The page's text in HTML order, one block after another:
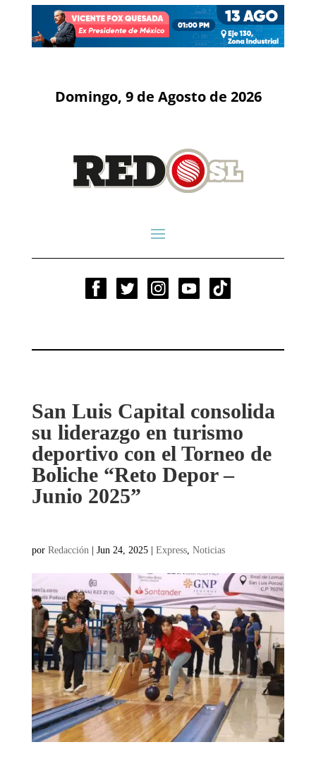
Domingo, 9 de Agosto de 2026
San Luis Capital consolida
su liderazgo en turismo
deportivo con el Torneo de
Boliche “Reto Depor –
Junio 2025”
por Redacción | Jun 24, 2025| Express, Noticias